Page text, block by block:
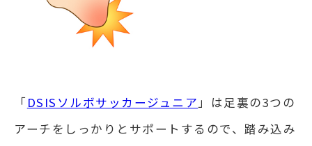
「 DSISソルボサッカージュニア」は足裏の3つの
アーチをしっかりとサポートするので、踏み込み